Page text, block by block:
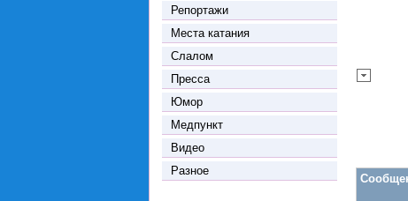
Репортажи
Места катания
Слалом
Пресса
Юмор
Медпункт
Видео
Разное